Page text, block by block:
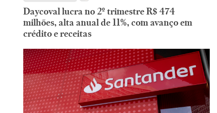
Daycoval lucra no 2º trimestre R$ 474
milhões, alta anual de 11%, com avanço em
crédito e receitas